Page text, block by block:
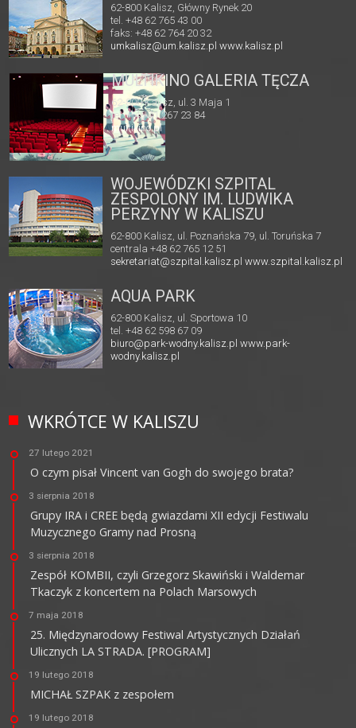
62-800 Kalisz, Główny Rynek 20
tel. +48 62 765 43 00
faks: +48 62 764 20 32
umkalisz@um.kalisz.plwww.kalisz.pl
MULTIKINO GALERIA TĘCZA
62-800 Kalisz, ul. 3 Maja 1
tel. + 48 41 267 23 84
multikino.pl
WOJEWÓDZKI SZPITAL
ZESPOLONY IM. LUDWIKA
PERZYNY W KALISZU
62-800 Kalisz, ul. Poznańska 79, ul. Toruńska 7
centrala +48 62 765 12 51
sekretariat@szpital.kalisz.pl www.szpital.kalisz.pl
AQUA PARK
62-800 Kalisz, ul. Sportowa 10
tel. +48 62 598 67 09
biuro@park-wodny.kalisz.pl www.park-
wodny.kalisz.pl
WKRÓTCE W KALISZU
27 lutego 2021
O czym pisał Vincent van Gogh do swojego brata?
3 sierpnia 2018
Grupy IRA i CREE będą gwiazdami XII edycji Festiwalu
Muzycznego Gramy nad Prosną
3 sierpnia 2018
Zespół KOMBII, czyli Grzegorz Skawiński i Waldemar
Tkaczyk z koncertem na Polach Marsowych
7 maja 2018
25. Międzynarodowy Festiwal Artystycznych Działań
Ulicznych LA STRADA. [PROGRAM]
19 lutego 2018
MICHAŁ SZPAK z zespołem
19 lutego 2018